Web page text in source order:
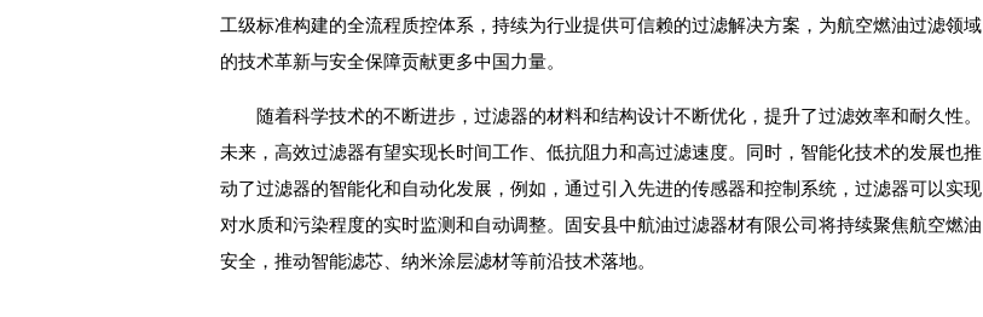
工级标准构建的全流程质控体系 ， 持续为行业提供可信赖的过滤解决方案 ， 为航空燃油过滤领域
的技术革新与安全保障贡献更多中国力量。
随着科学技术的不断进步，过滤器的材料和结构设计不断优化，提升了过滤效率和耐久性。
未来，高效过滤器有望实现长时间工作、低抗阻力和高过滤速度。同时，智能化技术的发展也推
动了过滤器的智能化和自动化发展，例如，通过引入先进的传感器和控制系统，过滤器可以实现
对水质和污染程度的实时监测和自动调整。固安县中航油过滤器材有限公司将持续聚焦航空燃油
安全 ， 推动智能滤芯、纳米涂层滤材等前沿技术落地。